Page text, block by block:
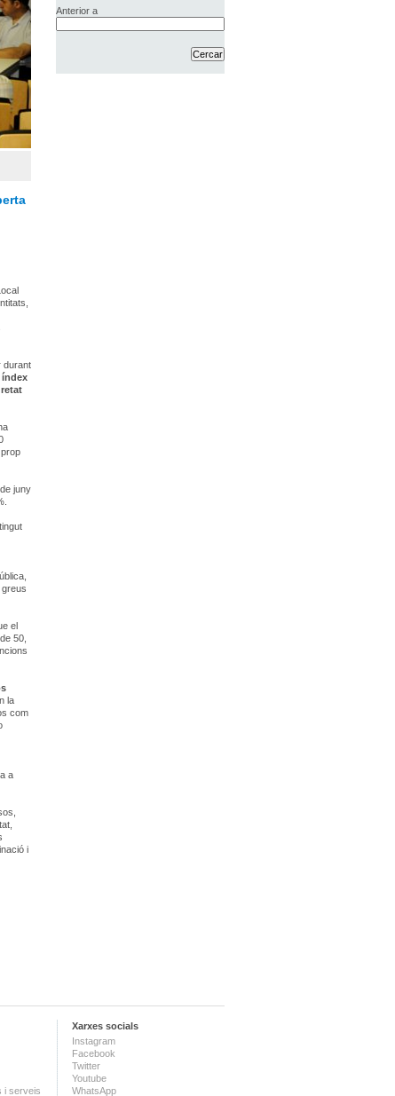
durant
índex
juny
greus
el
50,
la
com
a
i
Anterior a
i serveis
Xarxes socials
Instagram
Facebook
Twitter
Youtube
WhatsApp